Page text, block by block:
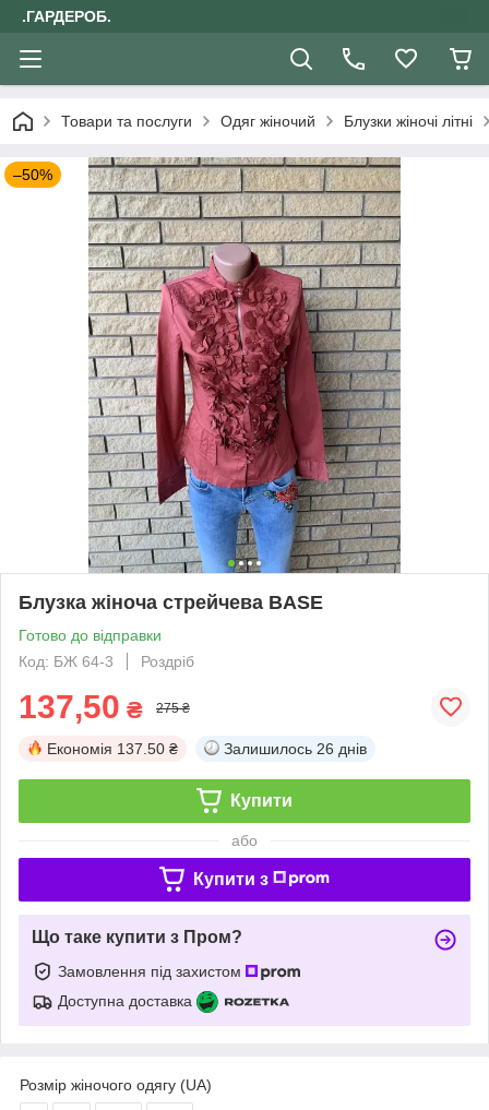
.ГАРДЕРОБ.
Товари та послуги Одяг жіночий Блузки жіночі літні
–50%
Блузка жіноча стрейчева BASE
Готово до відправки
Код: БЖ 64-3
Роздріб
137,50 ₴ 275 ₴
Економія 137.50 ₴ Залишилось 26 днів
Купити
або
Купити з
Що таке купити з Пром?
Замовлення під захистом
Доступна доставка
Розмір жіночого одягу (UA)